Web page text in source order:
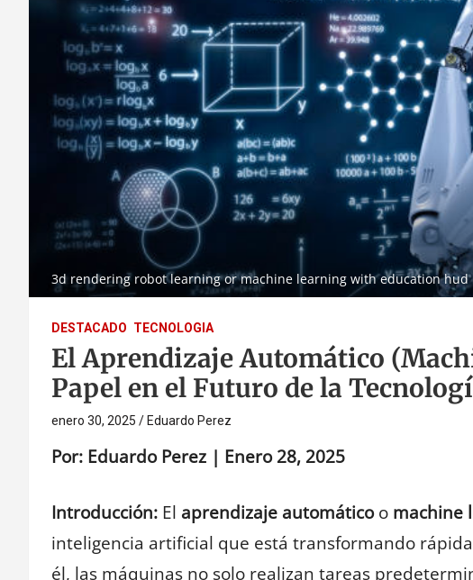
3d rendering robot learning or machine learning with education hud
DESTACADO TECNOLOGIA
El Aprendizaje Automático
Papel en el Futuro de la
enero 30, 2025 Eduardo Perez
Por: Eduardo Perez | Enero 28, 2025
Introducción: El aprendizaje automáticoo machine
inteligencia artificial que está transformando
él, las máquinas no solo realizan tareas